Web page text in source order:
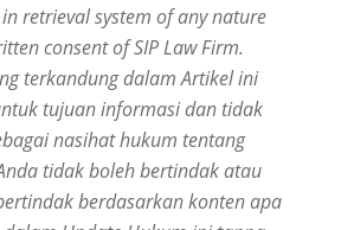
retrieval system of any nature
consent of SIP Law Firm.
terkandung dalamArtikelini
tujuan informasi dan tidak
nasihat hukum tentang
tidak boleh bertindak atau
berdasarkan konten apa